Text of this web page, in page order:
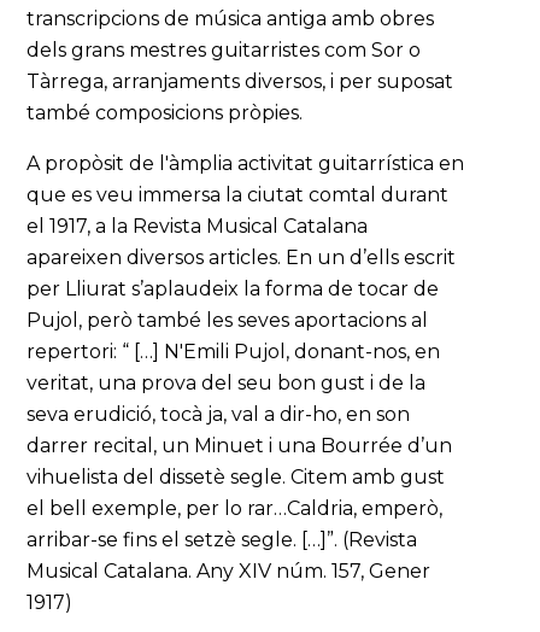
transcripcions de música antiga amb obres
dels grans mestres guitarristes com Sor o
Tàrrega, arranjaments diversos, i per suposat
també composicions pròpies.
A propòsit de l'àmplia activitat guitarrística en
que es veu immersa la ciutat comtal durant
el 1917, a la Revista Musical Catalana
apareixen diversos articles. En un d’ells escrit
per Lliurat s’aplaudeix la forma de tocar de
Pujol, però també les seves aportacions al
repertori: “ […] N'Emili Pujol, donant-nos, en
veritat, una prova del seu bon gust i de la
seva erudició, tocà ja, val a dir-ho, en son
darrer recital, un Minuet i una Bourrée d’un
vihuelista del dissetè segle. Citem amb gust
el bell exemple, per lo rar…Caldria, emperò,
arribar-se fins el setzè segle. […]”. (Revista
Musical Catalana. Any XIV núm. 157, Gener
1917)